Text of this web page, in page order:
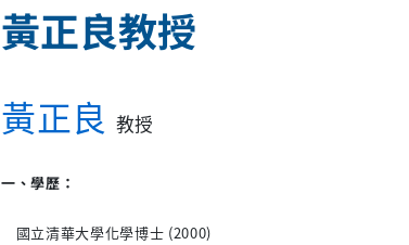
黃正良教授
黃正良 教授
一、學歷：
國立清華大學化學博士 (2000)